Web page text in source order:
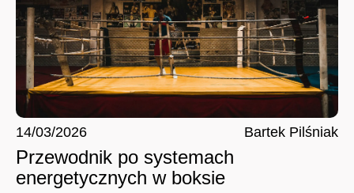
14/03/2026 Bartek Pilśniak
Przewodnik po systemach
energetycznych w boksie